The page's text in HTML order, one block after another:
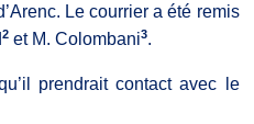
Le courrier a été remis
2 et M. Colombani3.
prendrait contact avec le